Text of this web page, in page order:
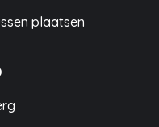
plaatsen